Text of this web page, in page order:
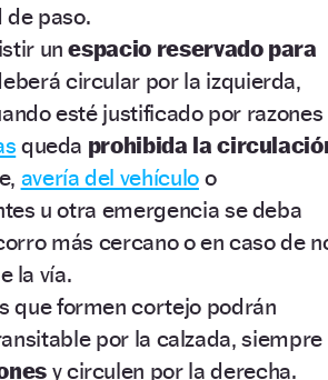
de paso.
un espacio reservado para
circular por la izquierda,
esté justificado por razones
queda prohibida la
avería del vehículoo
u otra emergencia se deba
más cercano o en caso de
la vía.
que formen cortejo podrán
por la calzada, siempre
y circulen por la derecha.